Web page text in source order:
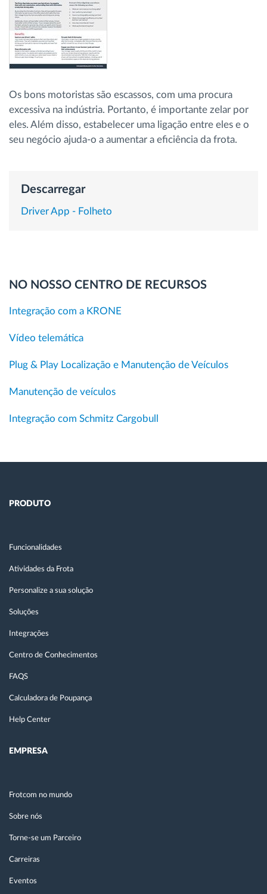
Gestão de Combustível
Planeamento e monitorização de rotas
Ver todas as funcionalidades
atividade da frota
Os bons motoristas são escassos, com uma procura
excessiva na indústria. Portanto, é importante zelar por
eles. Além disso, estabelecer uma ligação entre eles e o
seu negócio ajuda-o a aumentar a eficiência da frota.
Descarregar
Driver App - Folheto
NO NOSSO CENTRO DE RECURSOS
Integração com a KRONE
Vídeo telemática
Plug & Play Localização e Manutenção de Veículos
Manutenção de veículos
Integração com Schmitz Cargobull
PRODUTO
Funcionalidades
Atividades da Frota
Personalize a sua solução
Soluções
Integrações
Centro de Conhecimentos
FAQS
Calculadora de Poupança
Help Center
EMPRESA
Frotcom no mundo
Sobre nós
Torne-se um Parceiro
Carreiras
Eventos